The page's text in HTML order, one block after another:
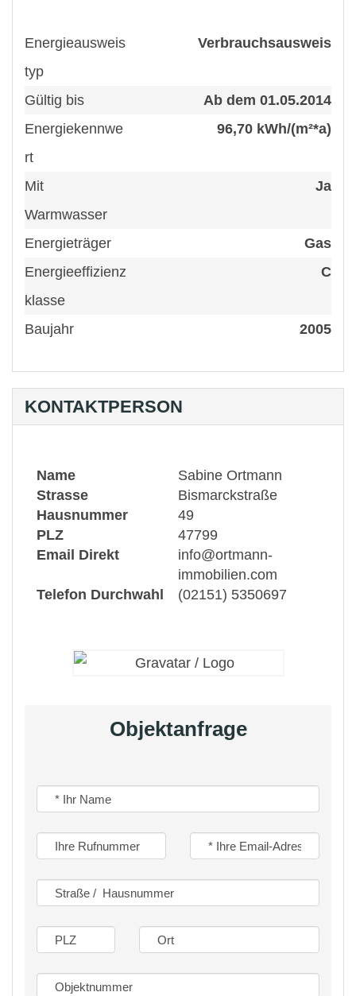
Das Bad: der Ort im Alltag an der man sich vom
Alltag erholen kann - ein privates Refugium -
dunkles Holz & helle Fliesen
klare Strukturen Design-orientiert, individuell,
naturverbunden ein spannungsreicher Mix, der
auch das Auge erfreut:
Doppel-Ganzglastüren
Wohnbereich lichtdurchflutet durch raumhohe
komfortables Bad mit luxuriösem Chic
sehr schön gestalteter Garten mit Terrasse und
Objektbeschreibung
Villencharakter
sehr gepflegten Mehrfamilienhauses mit nur 6
zum Krefelder Stadtwald und die gleichzeitig
zwei eigentlich nicht kompatible Dinge: Ruhe
Energieausweis
typ
Verbrauchsausweis
Gültig bis
Ab dem 01.05.2014
Energiekennwe
rt
96,70 kWh/(m²*a)
Mit
Warmwasser
Ja
Energieträger
Gas
Energieeffizienz
klasse
C
Baujahr 2005
KONTAKTPERSON
Name
Sabine Ortmann
Strasse
Bismarckstraße
Hausnummer
49
PLZ
47799
Email Direkt
info@ortmann-
immobilien.com
Telefon Durchwahl
(02151) 5350697
Objektanfrage